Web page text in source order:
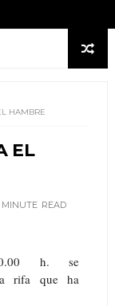
HAMBRE
EL
MINUTE READ
h. se
rifa que ha